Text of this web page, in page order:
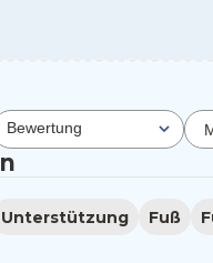
Bewertung
Alle Bewertungen
Unterstützung Fuß